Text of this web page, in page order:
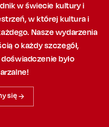
w świecie kultury i
w której kultura i
Nasze wydarzenia
o każdy szczegół,
było
się